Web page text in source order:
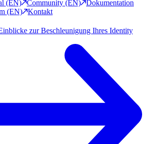
(EN)
Community (EN)
Dokumentation
(EN) Kontakt
zur Beschleunigung Ihres Identity